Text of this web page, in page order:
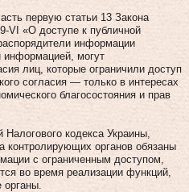
первую статьи 13 Закона
VI «О доступе к публичной
информации
могут
лиц, которые ограничили доступ
согласия — только в интересах
благосостояния и прав
кодекса Украины,
контролирующих органов обязаны
с ограниченным доступом,
во время реализации функций,